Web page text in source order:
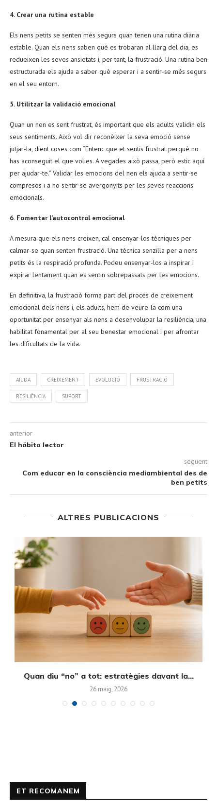
4. Crear una rutina estable
Els nens petits se senten més segurs quan tenen una rutina diària
estable. Quan els nens saben què es trobaran al llarg del dia, es
redueixen les seves ansietats i, per tant, la frustració. Una rutina ben
estructurada els ajuda a saber què esperar i a sentir-se més segurs
en el seu entorn.
5. Utilitzar la validació emocional
Quan un nen es sent frustrat, és important que els adults validin els
seus sentiments. Això vol dir reconèixer la seva emoció sense
jutjar-la, dient coses com “Entenc que et sentis frustrat perquè no
has aconseguit el que volies. A vegades això passa, però estic aquí
per ajudar-te.” Validar les emocions del nen els ajuda a sentir-se
compresos i a no sentir-se avergonyits per les seves reaccions
emocionals.
6. Fomentar l’autocontrol emocional
A mesura que els nens creixen, cal ensenyar-los tècniques per
calmar-se quan senten frustració. Una tècnica senzilla per a nens
petits és la respiració profunda. Podeu ensenyar-los a inspirar i
expirar lentament quan es sentin sobrepassats per les emocions.
En definitiva, la frustració forma part del procés de creixement
emocional dels nens i, els adults, hem de veure-la com una
oportunitat per ensenyar als nens a desenvolupar la resiliència, una
habilitat fonamental per al seu benestar emocional i per afrontar
les dificultats de la vida.
AJUDA CREIXEMENT EVOLUCIÓ FRUSTRACIÓ
RESILIÈNCIA SUPORT
anterior
El hábito lector
següent
Com educar en la consciència mediambiental des de
ben petits
ALTRES PUBLICACIONS
Quan diu “no” a tot: estratègies davant la...
26 maig, 2026
ET RECOMANEM